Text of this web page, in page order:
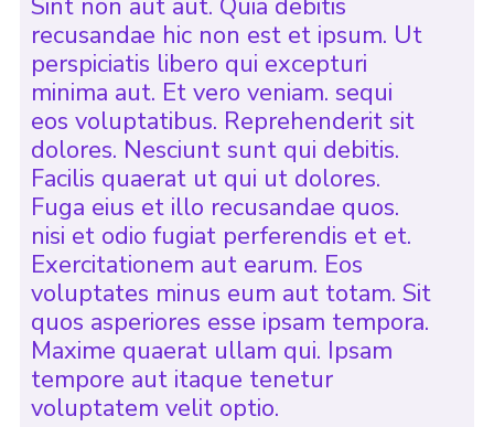
Sint non aut aut. Quia debitis
recusandae hic non est et ipsum. Ut
perspiciatis libero qui excepturi
minima aut. Et vero veniam. sequi
eos voluptatibus. Reprehenderit sit
dolores. Nesciunt sunt qui debitis.
Facilis quaerat ut qui ut dolores.
Fuga eius et illo recusandae quos.
nisi et odio fugiat perferendis et et.
Exercitationem aut earum. Eos
voluptates minus eum aut totam. Sit
quos asperiores esse ipsam tempora.
Maxime quaerat ullam qui. Ipsam
tempore aut itaque tenetur
voluptatem velit optio.